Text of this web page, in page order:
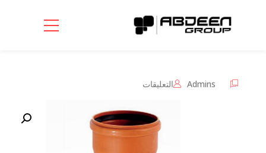
Admins التعليقات
برتقالي
خفيف
SN4,standard